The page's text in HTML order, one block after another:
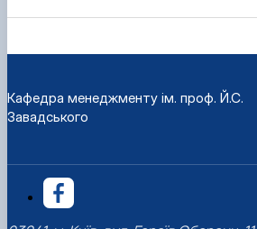
Кафедра менеджменту ім. проф. Й.С.
Завадського